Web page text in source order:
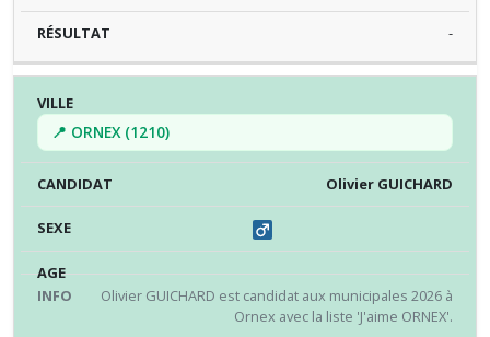
-
📍 ORNEX (1210)
Olivier GUICHARD
Olivier GUICHARD est candidat aux municipales 2026 à
Ornex avec la liste 'J'aime ORNEX'.